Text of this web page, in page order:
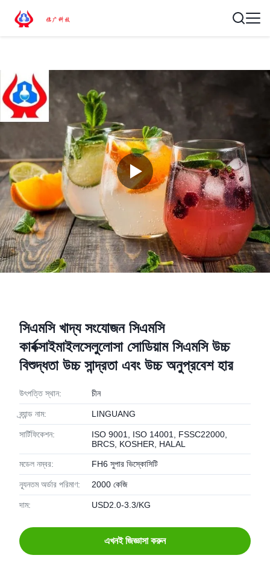
সিএমসি খাদ্য সংযোজন সিএমসি
কার্বক্সাইমাইলসেলুলোসা সোডিয়াম সিএমসি উচ্চ
বিশুদ্ধতা উচ্চ সান্দ্রতা এবং উচ্চ অনুপ্রবেশ হার
উৎপত্তি স্থান: চীন
ব্র্যান্ড নাম: LINGUANG
সার্টিফিকেশন:
ISO 9001, ISO 14001, FSSC22000,
BRCS, KOSHER, HALAL
মডেল নম্বর: FH6 সুপার ভিস্কোসিটি
ন্যূনতম অর্ডার পরিমাণ: 2000 কেজি
দাম: USD2.0-3.3/KG
এখনই জিজ্ঞাসা করুন